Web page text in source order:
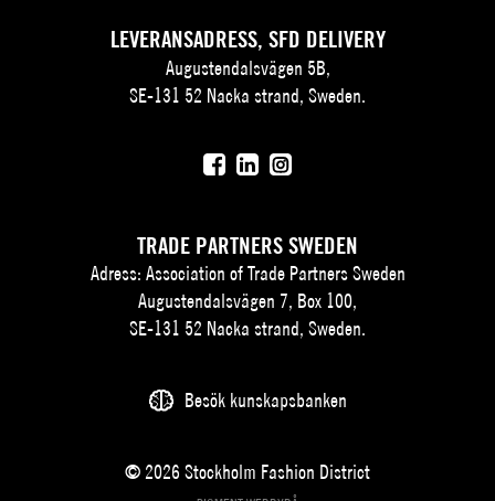
LEVERANSADRESS, SFD DELIVERY
Augustendalsvägen 5B,
SE-131 52 Nacka strand, Sweden.
TRADE PARTNERS SWEDEN
Adress: Association of Trade Partners Sweden
Augustendalsvägen 7, Box 100,
SE-131 52 Nacka strand, Sweden.
Besök kunskapsbanken
© 2026 Stockholm Fashion District